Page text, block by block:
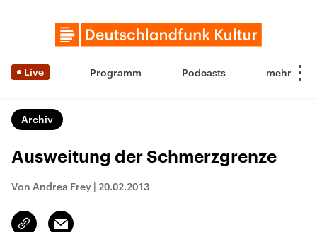
Live Programm Podcasts
Archiv
Ausweitung der Schmerzgrenze
Von Andrea Frey | 20.02.2013
Link
Email